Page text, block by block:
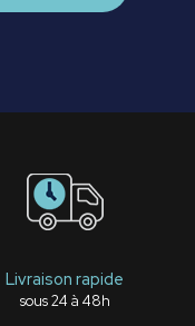
Livraison rapide
sous 24 à 48h